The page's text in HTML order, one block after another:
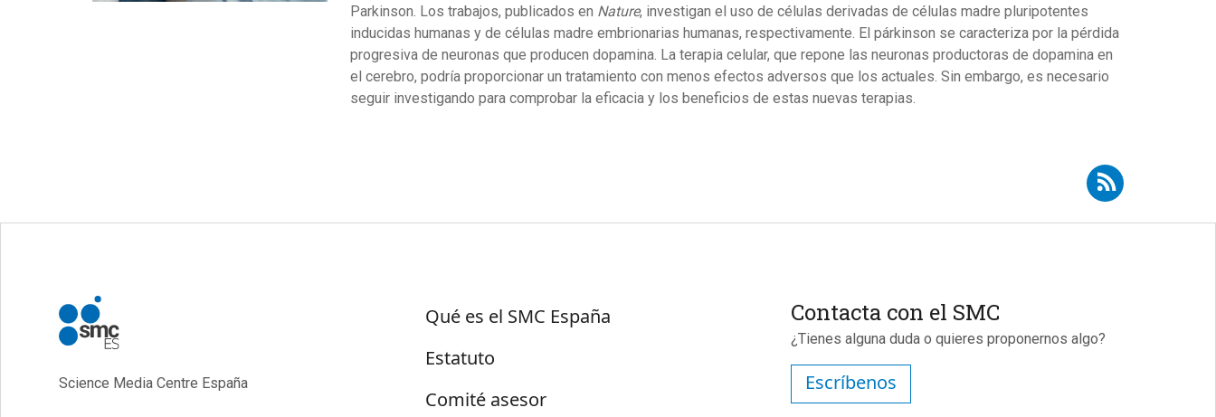
Parkinson. Los trabajos, publicados en Nature, investigan el uso de células derivadas de células madre pluripotentes
inducidas humanas y de células madre embrionarias humanas, respectivamente. El párkinson se caracteriza por la pérdida
progresiva de neuronas que producen dopamina. La terapia celular, que repone las neuronas productoras de dopamina en
el cerebro, podría proporcionar un tratamiento con menos efectos adversos que los actuales. Sin embargo, es necesario
seguir investigando para comprobar la eficacia y los beneficios de estas nuevas terapias.
Suscribirse a RSS - Rosario Sánchez Pernaute
Science Media Centre España
Sobre SMC España
Qué es el SMC España
Estatuto
Comité asesor
Contacta con el SMC
¿Tienes alguna duda o quieres proponernos algo?
Escríbenos